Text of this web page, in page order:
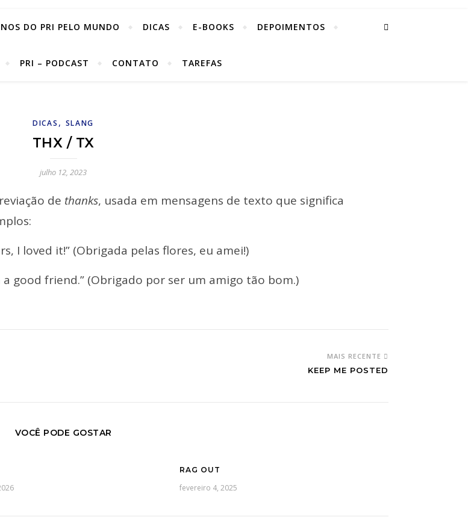
DO PRI PELO MUNDO DICAS E-BOOKS DEPOIMENTOS
PRI – PODCAST CONTATO TAREFAS
DICAS , SLANG
THX / TX
julho 12, 2023
de thanks, usada em mensagens de texto que significa
I loved it!” (Obrigada pelas flores, eu amei!)
good friend.” (Obrigado por ser um amigo tão bom.)
MAIS RECENTE
KEEP ME POSTED
VOCÊ PODE GOSTAR
RAG OUT
fevereiro 4, 2025